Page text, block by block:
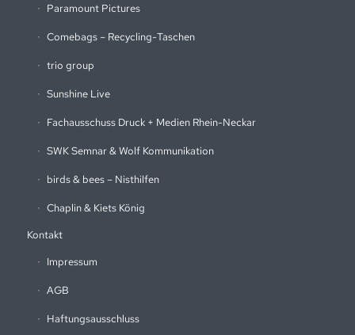
Paramount Pictures
Comebags – Recycling-Taschen
trio group
Sunshine Live
Fachausschuss Druck + Medien Rhein-Neckar
SWK Semnar & Wolf Kommunikation
birds & bees – Nisthilfen
Chaplin & Kiets König
Kontakt
Impressum
AGB
Haftungsausschluss